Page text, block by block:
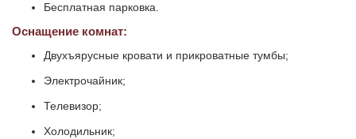
Бесплатная парковка.
Оснащение комнат:
Двухъярусные кровати и прикроватные тумбы;
Электрочайник;
Телевизор;
Холодильник;